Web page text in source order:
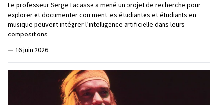
Le professeur Serge Lacasse a mené un projet de recherche pour
explorer et documenter comment les étudiantes et étudiants en
musique peuvent intégrer l’intelligence artificielle dans leurs
compositions
— 16 juin 2026